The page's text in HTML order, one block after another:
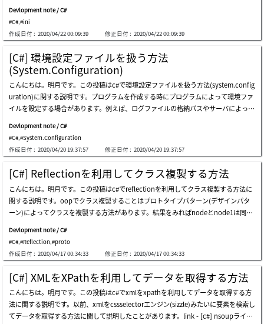
ないようにすることです。なので、idやpwの漏れがなければそんなに問題はありま
せん。上のソースを実行してメールを送信しましょう。プログラムが正常に実行され
ました。gmailのメールの受信トレイを見れば、メールが届いたことを確認できま
す。ここまでc#でemailを送信する方法(system.net.mail)に関する説明でした。ご不
明なところや間違いところがあればコメントしてください。
もc#もc++ライブラリを使うことができるのでiniファイルを読み取りや書き込みがで
きます。writeprivateprofilestringとgetprivateprofilestringはc#のライブラリではな
く、c++のライブラリの「kernel32」の関数です。実行関数でiniファイルを書き込ん
で読み取るので同然「日本語」という結果が出ます。config.iniファイルを確認しま
しょう。config.iniファイル中で[sectiontest]のdataのキーで「日本語」という値が
あります。iniファイルはプログラムだけで操作することではなく、直接にセッショ
ンやキー、値を設定すると上のgetprivateprofilestringの関数で読み込むのが可能で
す。ここまでc#でini環境ファイルを使う方法に関する説明でした。ご不明なところ
や間違いところがあればコメントしてください。
Devlopment note / C#
#C#,#ini
作成日付 : 2020/04/22 00:09:39 修正日付 : 2020/04/22 00:09:39
[C#] 環境設定ファイルを扱う方法
(System.Configuration)
こんにちは。明月です。この投稿はc#で環境設定ファイルを扱う方法(system.config
uration)に関する説明です。プログラムを作成する時にプログラムによって環境ファ
イルを設定する場合があります。例えば、ログファイルの格納パスやサーバによって
よく使いました。もちろん、c#でiniファイルを使えないことではないですが、基本x
mlファイルで環境設定を行います。javaの場合「.property」ファイルが環境ファイ
ルでよく使います。(xml形式も多いです。)c#ではxmlになっているapp.configファ
イルを環境ファイルでよく使います。プロジェクトを生成すればc#は基本的にapp.c
onfigファイルが生成されます。その後、app.configファイルにデータを設定してプ
ログラム上で読み込みます。appsettingsのタグの中でaddタグを追加します。ここ
でkeyというアトリビュートはプログラムで読み込むキーでvalueは値です。config
ファイルを読み込むためにライブラリを追加しなければならないです。(app.config
は基本的に生成されるのにライブラリは追加することで。。)configurationmanage
r.appsettingsクラスにindexer形式でキーの値を入れればapp.configに設定した値を
取得できます。プログラムをリリースしたらapp.configファイル名は「プロジェクト
名.exe.config」で変更されます。ここまでc#で環境設定ファイルを扱う方法(syste
m.configuration)に関する説明でした。ご不明なところや間違いところがあればコメ
ントしてください。
Devlopment note / C#
#C#,#System.Configuration
作成日付 : 2020/04/20 19:37:57 修正日付 : 2020/04/20 19:37:57
[C#] Reflectionを利用してクラス複製する方法
こんにちは。明月です。この投稿はc#でreflectionを利用してクラス複製する方法に
関する説明です。oopでクラス複製することはプロトタイプパターン(デザインパタ
ーン)によってクラスを複製する方法があります。結果をみればnodeとnode1は同じ
です。でもnode2の場合は複製になったのでnodeと違うクラスです。その意味はno
deのdataの値が修正してもnode2は影響がないと意味です。上の結果見ればnode.d
ataが2になっていることを確認できます。クラス複製をするようにはmemberwisecl
one関数を利用すべきですが、memberwiseclone関数はobjectクラスのprotected
タイプです。その意味は私が作成するクラスつまり、memberwiseclone関数を使う
ことができる状況なら複製ができますが、ライブラリのクラスや修正ができないクラ
スの場合はクラス複製ができないと意味になります。その場合は新しくnewキーワー
ドを使ってメモリ割り当てして変数の値を一々にコピーことしかないです。でもこれ
Devlopment note / C#
#C#,#Reflection,#proto
作成日付 : 2020/04/17 00:34:33 修正日付 : 2020/04/17 00:34:33
[C#] XMLをXPathを利用してデータを取得する方法
こんにちは。明月です。この投稿はc#でxmlをxpathを利用してデータを取得する方
法に関する説明です。以前、xmlをcssselectorエンジン(sizzle)みたいに要素を検索し
てデータを取得する方法に関して説明したことがあります。link - [c#] nsoupライブ